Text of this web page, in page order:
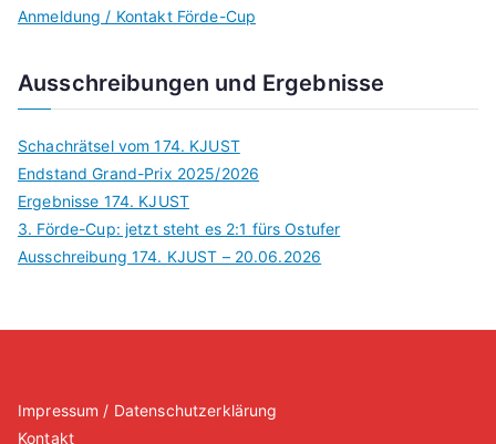
Anmeldung / Kontakt Förde-Cup
Ausschreibungen und Ergebnisse
Schachrätsel vom 174. KJUST
Endstand Grand-Prix 2025/2026
Ergebnisse 174. KJUST
3. Förde-Cup: jetzt steht es 2:1 fürs Ostufer
Ausschreibung 174. KJUST – 20.06.2026
Impressum / Datenschutzerklärung
Kontakt